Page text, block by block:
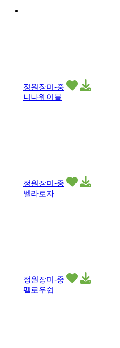
정원장미-중
니나웨이블
정원장미-중
벨라로자
정원장미-중
펠로우쉽